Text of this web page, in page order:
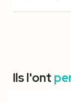
Ils l'ont